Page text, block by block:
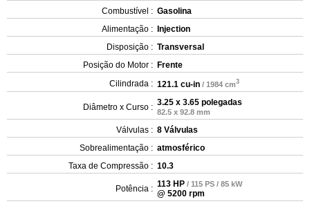
Combustível : Gasolina
Alimentação :
Injection
Disposição : Transversal
Posição do Motor : Frente
Cilindrada : 121.1 cu-in / 1984 cm3
Diâmetro x Curso : 3.25 x 3.65 polegadas
82.5 x 92.8 mm
Válvulas : 8 Válvulas
Sobrealimentação : atmosférico
Taxa de Compressão : 10.3
Potência : 113 HP / 115 PS / 85 kW
@ 5200 rpm